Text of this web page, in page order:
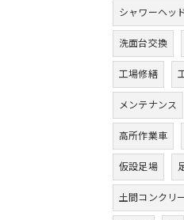
シャワーヘッ
洗面台交換
工場修繕
メンテナンス
高所作業車
仮設足場
土間コンクリ